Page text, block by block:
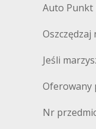
Auto Punkt
Jeśli
Oferowany
Nr